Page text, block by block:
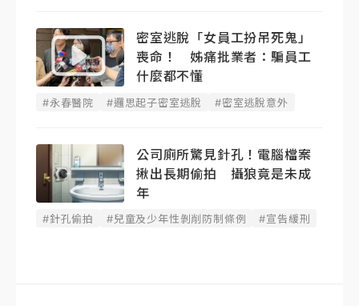
密室逃脫「女員工扮吊死鬼」
喪命！ 姊痛批業者：騙員工
什麼都不懂
#永春醫院 #邏思起子密室逃脫 #密室逃脫意外
公司廁所驚見針孔！電腦檔案
揪出長期偷拍 攝狼竟是未成
年
#針孔偷拍 #兒童及少年性剝削防制條例 #宣告緩刑